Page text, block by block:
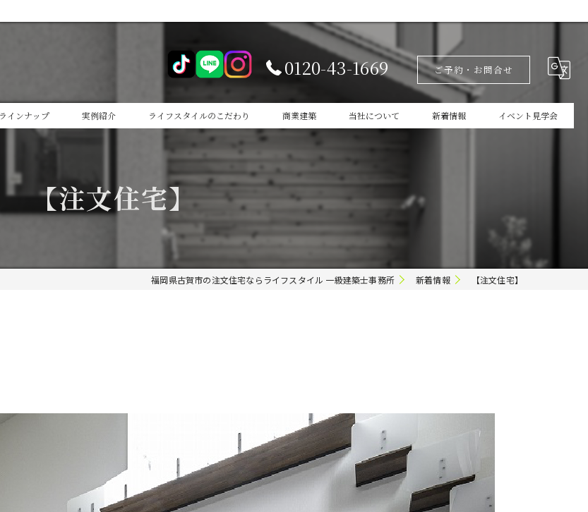
0120-43-1669 ご予約・お問合せ
インナップ 実例紹介 ライフスタイルのこだわり 商業建築 当社について 新着情報 イベント見学会
【注文住宅】
福岡県古賀市の注文住宅ならライフスタイル 一級建築士事務所 新着情報 【注文住宅】